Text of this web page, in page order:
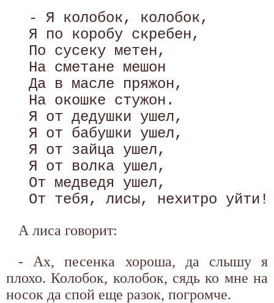
- Я колобок, колобок,
Я по коробу скребен,
По сусеку метен,
На сметане мешон
Да в масле пряжон,
На окошке стужон.
Я от дедушки ушел,
Я от бабушки ушел,
Я от зайца ушел,
Я от волка ушел,
От медведя ушел,
А лиса говорит:
- Ах, песенка хороша, да слышу я
плохо. Колобок, колобок, сядь ко мне на
носок да спой еще разок, погромче.